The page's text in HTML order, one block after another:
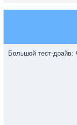
Большой тест-драйв: